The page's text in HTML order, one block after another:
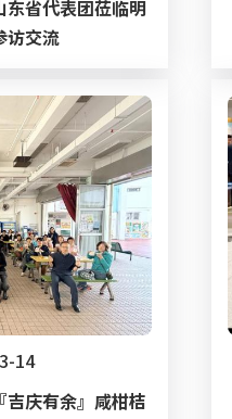
省代表团莅临明
访交流
14
庆有余』咸柑桔